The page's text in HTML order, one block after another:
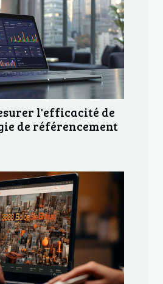
l'efficacité de
de référencement